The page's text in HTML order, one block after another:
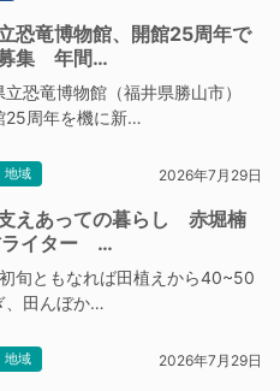
恐竜博物館、開館25周年で
集 年間…
恐竜博物館（福井県勝山市）
25周年を機に新…
地域 2026年7月29日
えあっての暮らし 赤堀楠
ライター …
旬ともなれば田植えから40~50
、田んぼか…
地域 2026年7月29日